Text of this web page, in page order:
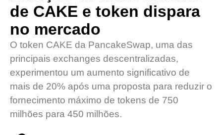
de CAKE e token dispara
no mercado
O token CAKE da PancakeSwap, uma das
principais exchanges descentralizadas,
experimentou um aumento significativo de
mais de 20% após uma proposta para reduzir o
fornecimento máximo de tokens de 750
milhões para 450 milhões.